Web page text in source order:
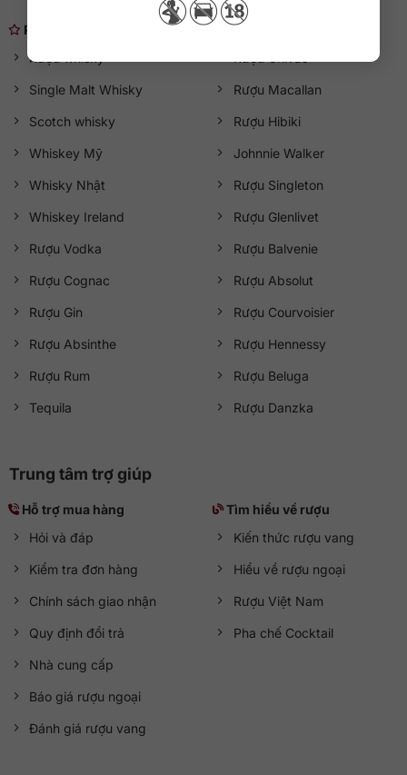
Rượu mạnh
Rượu whisky
Single Malt Whisky
Scotch whisky
Whiskey Mỹ
Whisky Nhật
Whiskey Ireland
Rượu Vodka
Rượu Cognac
Rượu Gin
Rượu Absinthe
Rượu Rum
Tequila
Thương hiệu nổi bật
Rượu Macallan
Rượu Hibiki
Johnnie Walker
Rượu Singleton
Rượu Glenlivet
Rượu Balvenie
Rượu Absolut
Rượu Courvoisier
Rượu Hennessy
Rượu Beluga
Rượu Danzka
Trung tâm trợ giúp
Hỗ trợ mua hàng
Hỏi và đáp
Kiểm tra đơn hàng
Chính sách giao nhận
Quy định đổi trả
Nhà cung cấp
Báo giá rượu ngoại
Đánh giá rượu vang
Tìm hiểu về rượu
Kiến thức rượu vang
Hiểu về rượu ngoại
Rượu Việt Nam
Pha chế Cocktail